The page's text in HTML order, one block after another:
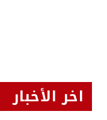
اخر الأخبار